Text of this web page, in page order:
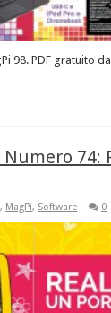
98. PDF gratuito
74:
, MagPi, Software 0